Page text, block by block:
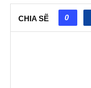
CHIA SẼ 0